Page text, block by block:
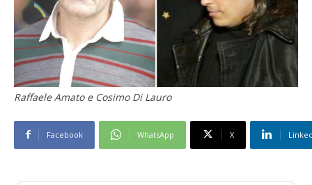
Raffaele Amato e Cosimo Di Lauro
Facebook WhatsApp X